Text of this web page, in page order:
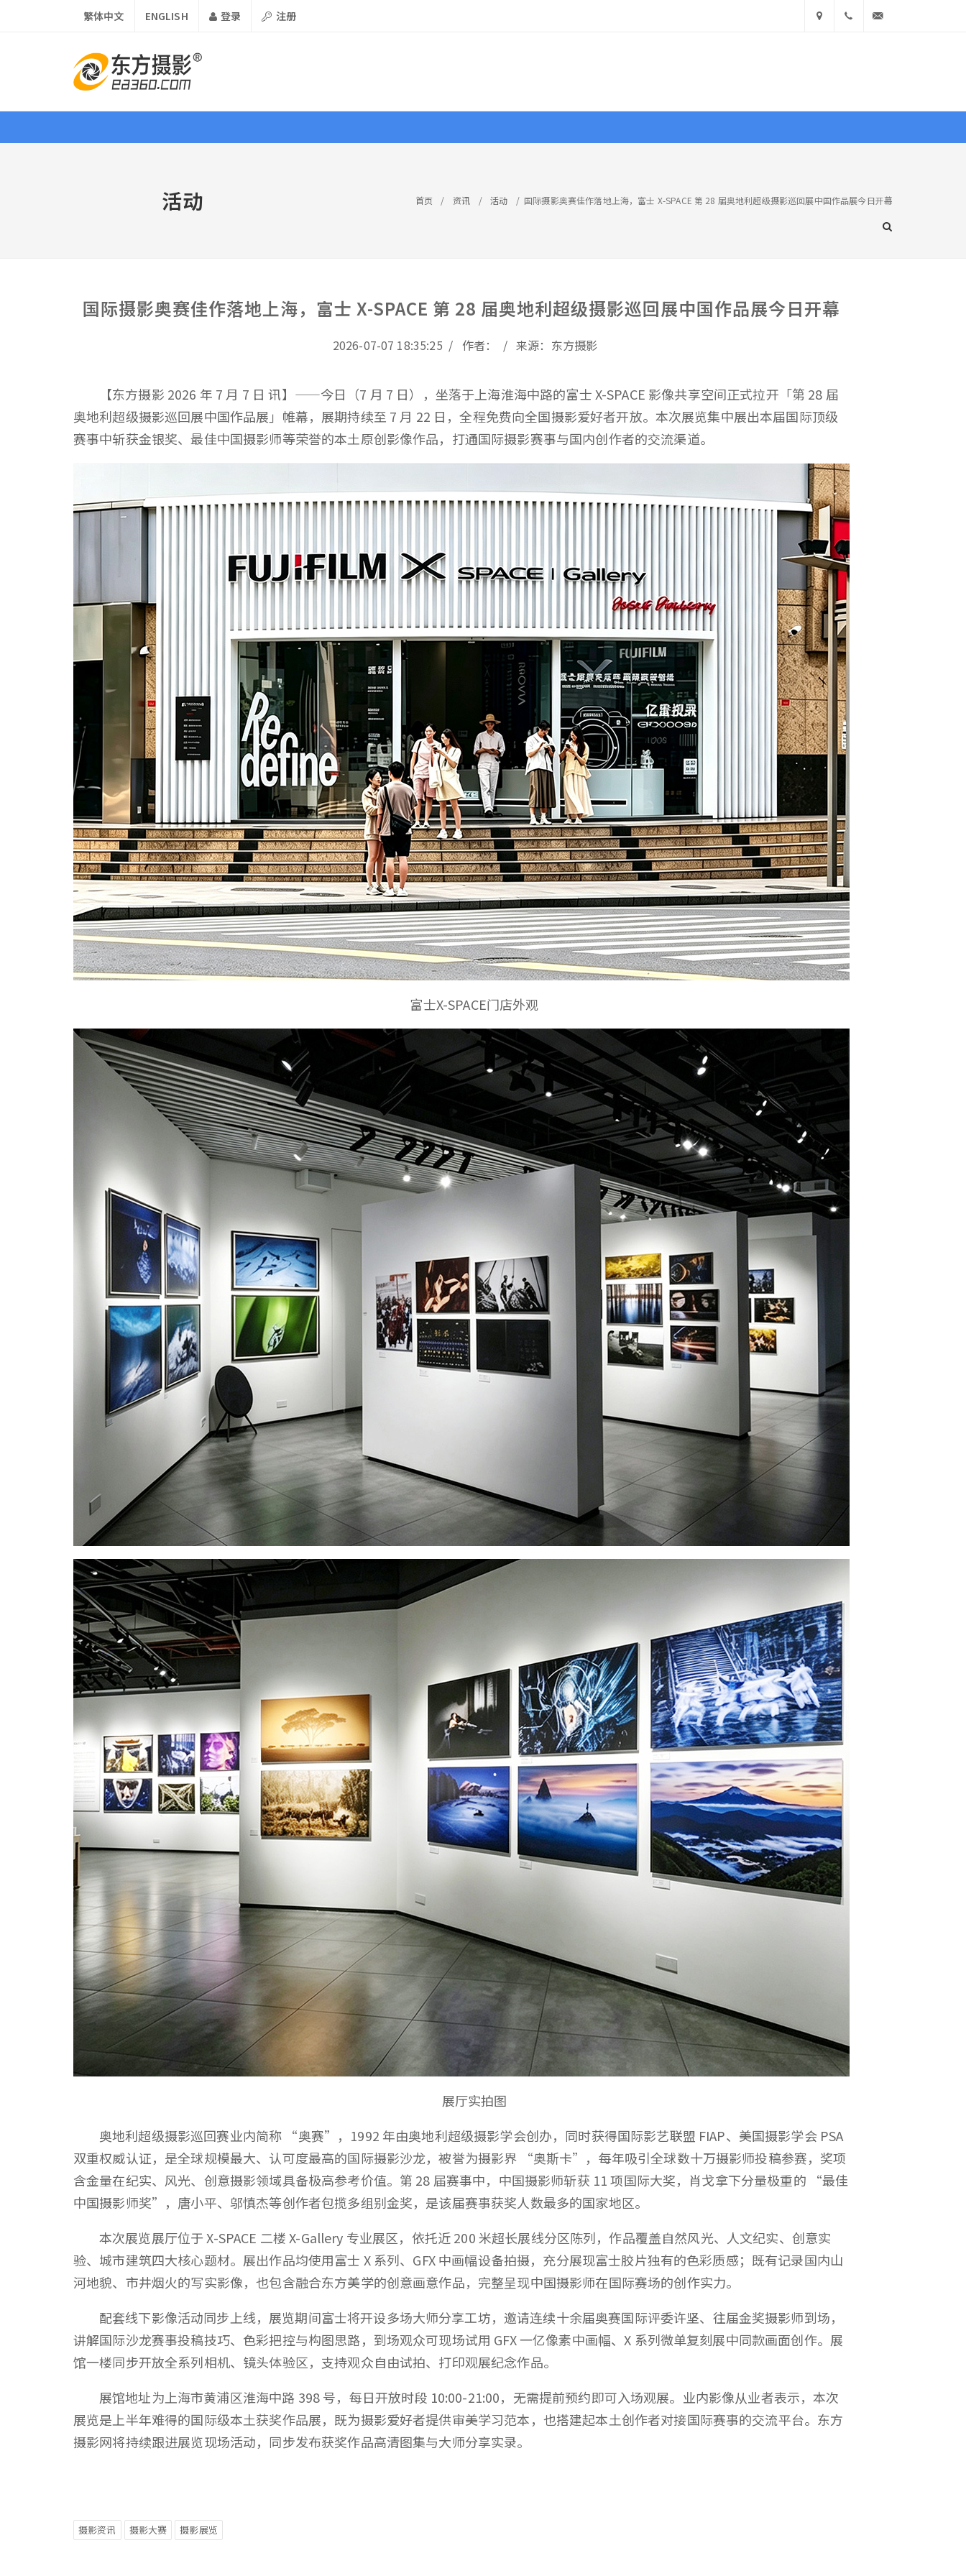
繁体中文 ENGLISH 登录 注册
东省济
南市历
耕路
1551
首页 资讯 课程 器材 行摄 作品 视界 大赛 资源 文献 图库 商城
业界 活动 文化 访谈 览万象
活动 首页 / 资讯 / 活动 / 国际摄影奥赛佳作落地上海，富士 X-SPACE 第 28 届奥地利超级摄影巡回展中国作品展今日开幕
国际摄影奥赛佳作落地上海，富士 X-SPACE 第 28 届奥地利超级摄影巡回展中国作品展今日开幕
2026-07-07 18:35:25 / 作者： / 来源：东方摄影
【东方摄影 2026 年 7 月 7 日 讯】——今日（7 月 7 日），坐落于上海淮海中路的富士 X-SPACE 影像共享空间正式拉开「第 28 届
奥地利超级摄影巡回展中国作品展」帷幕，展期持续至 7 月 22 日，全程免费向全国摄影爱好者开放。本次展览集中展出本届国际顶级
赛事中斩获金银奖、最佳中国摄影师等荣誉的本土原创影像作品，打通国际摄影赛事与国内创作者的交流渠道。
富士X-SPACE门店外观
展厅实拍图
奥地利超级摄影巡回赛业内简称 “奥赛”，1992 年由奥地利超级摄影学会创办，同时获得国际影艺联盟 FIAP、美国摄影学会 PSA
双重权威认证，是全球规模最大、认可度最高的国际摄影沙龙，被誉为摄影界 “奥斯卡”，每年吸引全球数十万摄影师投稿参赛，奖项
含金量在纪实、风光、创意摄影领域具备极高参考价值。第 28 届赛事中，中国摄影师斩获 11 项国际大奖，肖戈拿下分量极重的 “最佳
中国摄影师奖”，唐小平、邬慎杰等创作者包揽多组别金奖，是该届赛事获奖人数最多的国家地区。
本次展览展厅位于 X-SPACE 二楼 X-Gallery 专业展区，依托近 200 米超长展线分区陈列，作品覆盖自然风光、人文纪实、创意实
验、城市建筑四大核心题材。展出作品均使用富士 X 系列、GFX 中画幅设备拍摄，充分展现富士胶片独有的色彩质感；既有记录国内山
河地貌、市井烟火的写实影像，也包含融合东方美学的创意画意作品，完整呈现中国摄影师在国际赛场的创作实力。
配套线下影像活动同步上线，展览期间富士将开设多场大师分享工坊，邀请连续十余届奥赛国际评委许坚、往届金奖摄影师到场，
讲解国际沙龙赛事投稿技巧、色彩把控与构图思路，到场观众可现场试用 GFX 一亿像素中画幅、X 系列微单复刻展中同款画面创作。展
馆一楼同步开放全系列相机、镜头体验区，支持观众自由试拍、打印观展纪念作品。
展馆地址为上海市黄浦区淮海中路 398 号，每日开放时段 10:00-21:00，无需提前预约即可入场观展。业内影像从业者表示，本次
展览是上半年难得的国际级本土获奖作品展，既为摄影爱好者提供审美学习范本，也搭建起本土创作者对接国际赛事的交流平台。东方
摄影网将持续跟进展览现场活动，同步发布获奖作品高清图集与大师分享实录。
摄影资讯 摄影大赛 摄影展览